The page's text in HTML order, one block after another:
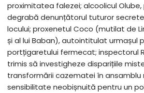
proximitatea falezei; alcoolicul
degrabă denunțătorul tuturor
locului; proxenetul Coco (mutilat de
și al lui Baban), autointitulat urmașul
portțigaretului fermecat; inspectorul
trimis să investigheze disparițiile
transformării cazematei în ansamblu
sensibilitate neobișnuită pentru un